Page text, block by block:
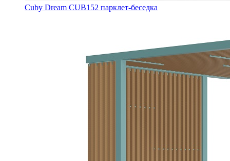
Cuby Dream CUB152 парклет-беседка